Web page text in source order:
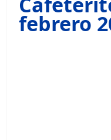
febrero